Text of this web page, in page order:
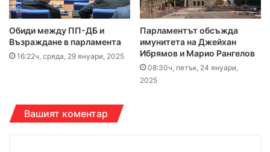
Обиди между ПП-ДБ и
Възраждане в парламента
16:22ч, сряда, 29 януари, 2025
Парламентът обсъжда
имунитета на Джейхан
Ибрямов и Марио Рангелов
08:30ч, петък, 24 януари,
2025
Вашият коментар